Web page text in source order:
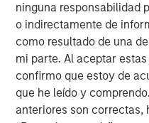
ninguna responsabilidad
o indirectamente de
como resultado de una
mi parte. Al aceptar
confirmo que estoy de
que he leído y
anteriores son correctas,
The Authors
Michael